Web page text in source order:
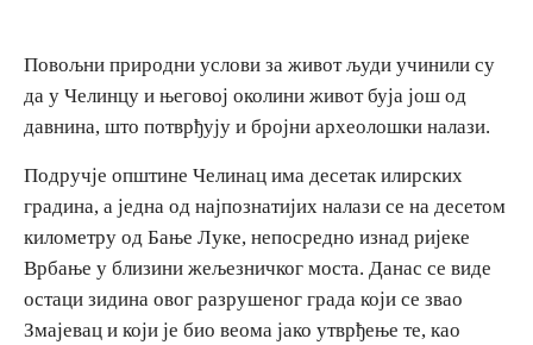
Повољни природни услови за живот људи учинили су
да у Челинцу и његовој околини живот буја још од
давнина, што потврђују и бројни археолошки налази.
Подручје општине Челинац има десетак илирских
градина, а једна од најпознатијих налази се на десетом
километру од Бање Луке, непосредно изнад ријеке
Врбање у близини жељезничког моста. Данас се виде
остаци зидина овог разрушеног града који се звао
Змајевац и који је био веома јако утврђење те, као